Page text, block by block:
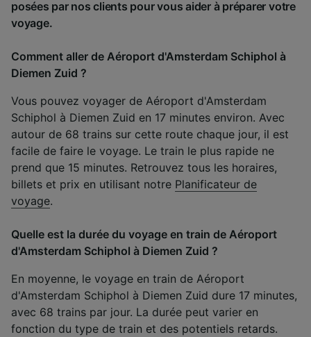
posées par nos clients pour vous aider à préparer votre
voyage.
Comment aller de Aéroport d'Amsterdam Schiphol à
Diemen Zuid ?
Vous pouvez voyager de Aéroport d'Amsterdam
Schiphol à Diemen Zuid en 17 minutes environ. Avec
autour de 68 trains sur cette route chaque jour, il est
facile de faire le voyage. Le train le plus rapide ne
prend que 15 minutes. Retrouvez tous les horaires,
billets et prix en utilisant notre Planificateur de
voyage.
Quelle est la durée du voyage en train de Aéroport
d'Amsterdam Schiphol à Diemen Zuid ?
En moyenne, le voyage en train de Aéroport
d'Amsterdam Schiphol à Diemen Zuid dure 17 minutes,
avec 68 trains par jour. La durée peut varier en
fonction du type de train et des potentiels retards.